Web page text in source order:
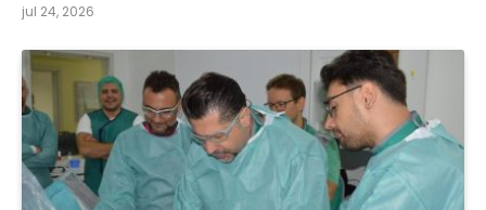
jul 24, 2026